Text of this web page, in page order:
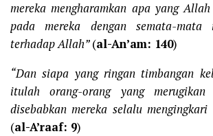
mereka mengharamkan apa yang
pada mereka dengan semata-mata
terhadap Allah”(al-An’am: 140)
“Dan siapa yang ringan timbangan
itulah orang-orang yang
disebabkan mereka selalu
(al-A’raaf: 9)